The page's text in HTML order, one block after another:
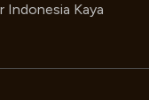
Indonesia Kaya